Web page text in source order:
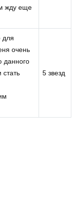
жду еще
для
очень
данного
стать
5 звезд